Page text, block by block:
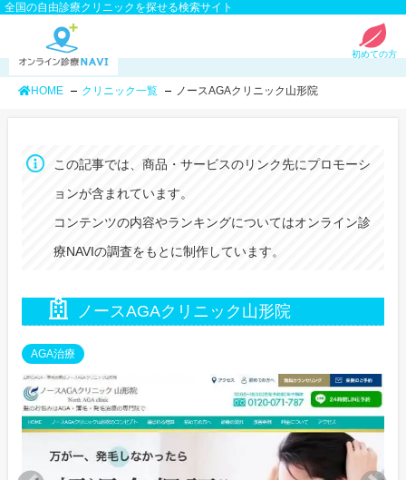
全国の自由診療クリニックを探せる検索サイト
初めての方
HOME クリニック一覧 ノースAGAクリニック山形院
この記事では、商品・サービスのリンク先にプロモーシ
ョンが含まれています。
コンテンツの内容やランキングについてはオンライン診
療NAVIの調査をもとに制作しています。
ノースAGAクリニック山形院
AGA治療